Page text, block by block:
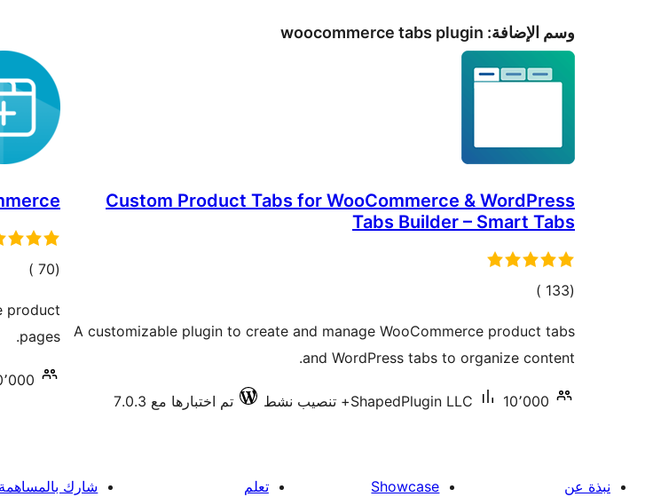
وسم الإضافة: woocommerce tabs plugin
Custom Product Tabs for WooCommerce & WordPress
Tabs Builder – Smart Tabs
(133
إجمالي)
A customizable plugin to create and manage WooCommerce product tabs
and WordPress tabs to organize content.
ShapedPlugin LLC 10٬000+ تنصيب نشط تم اختبارها مع 7.0.3
(70
إجمالي)
product
pages.
10٬000+
نبذة عن Showcase تعلم شارك بالمساهمة